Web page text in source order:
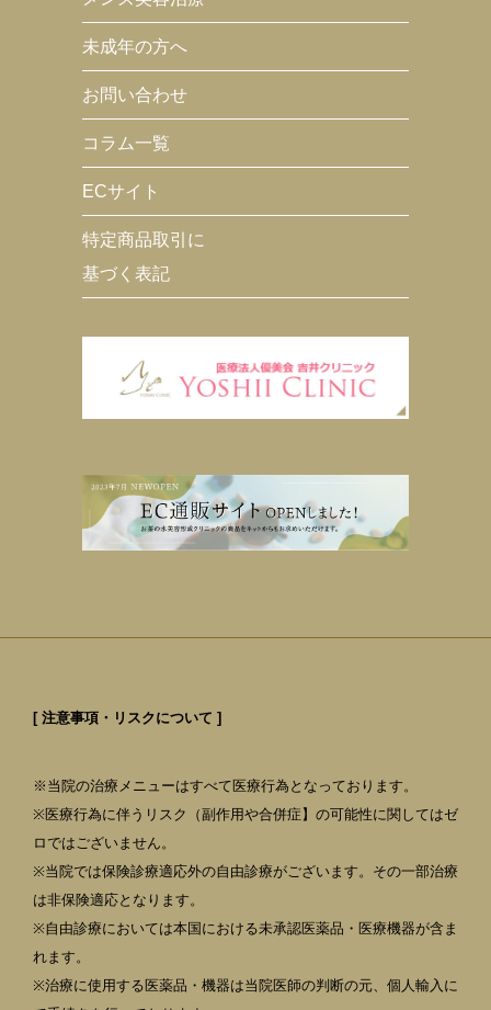
未成年の方へ
お問い合わせ
コラム一覧
ECサイト
特定商品取引に
基づく表記
[ 注意事項・リスクについて ]
※当院の治療メニューはすべて医療行為となっております。
※医療行為に伴うリスク（副作用や合併症】の可能性に関してはゼ
ロではございません。
※当院では保険診療適応外の自由診療がございます。その一部治療
は非保険適応となります。
※自由診療においては本国における未承認医薬品・医療機器が含ま
れます。
※治療に使用する医薬品・機器は当院医師の判断の元、個人輸入に